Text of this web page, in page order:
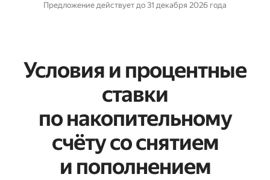
Предложение действует до 31 декабря 2026 года
Условия и процентные
ставки
по накопительному
счёту со снятием
и пополнением